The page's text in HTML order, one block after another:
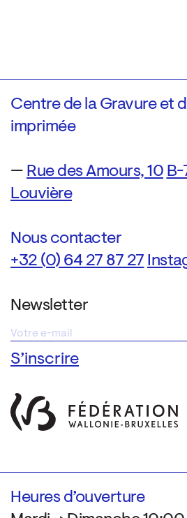
Centre de la Gravure et
imprimée
— Rue des Amours, 10 B-
Louvière
Nous contacter
+32 (0) 64 27 87 27
Newsletter
Heures d’ouverture